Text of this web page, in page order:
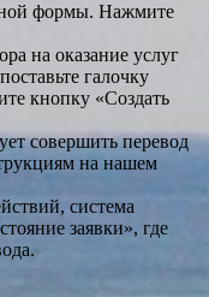
формы. Нажмите
на оказание услуг
галочку
кнопку «Создать
совершить перевод
на нашем
система
заявки», где